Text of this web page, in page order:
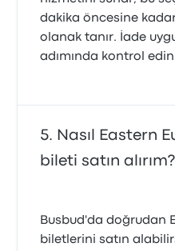
dakika öncesine
olanak tanır. İade
adımında kontrol
Nasıl Eastern
bileti satın alırım?
Busbud'da doğrudan
biletlerini satın